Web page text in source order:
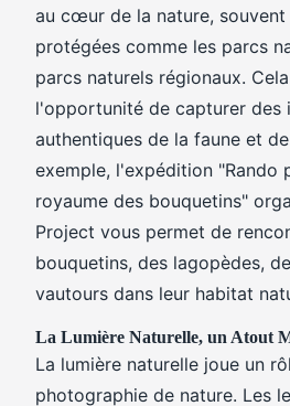
au cœur de la nature, souvent
protégées comme les parcs
parcs naturels régionaux.
l'opportunité de capturer des
authentiques de la faune et
exemple, l'expédition "Rando
royaume des bouquetins"
Project vous permet de
bouquetins, des lagopèdes,
vautours dans leur habitat
La Lumière Naturelle, un Atout
La lumière naturelle joue un
photographie de nature. Les